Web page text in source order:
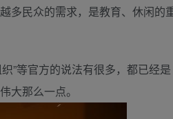
多民众的需求，是教育、休闲的
”等官方的说法有很多，都已经是
大那么一点。